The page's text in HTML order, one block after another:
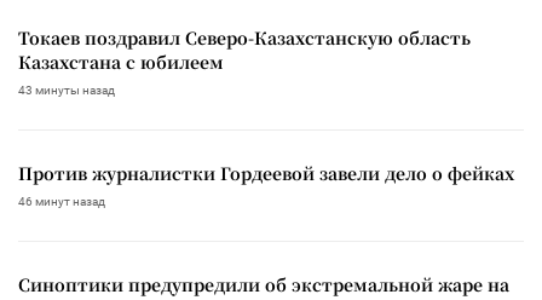
Токаев поздравил Северо-Казахстанскую область
Казахстана с юбилеем
43 минуты назад
Против журналистки Гордеевой завели дело о фейках
46 минут назад
Синоптики предупредили об экстремальной жаре на